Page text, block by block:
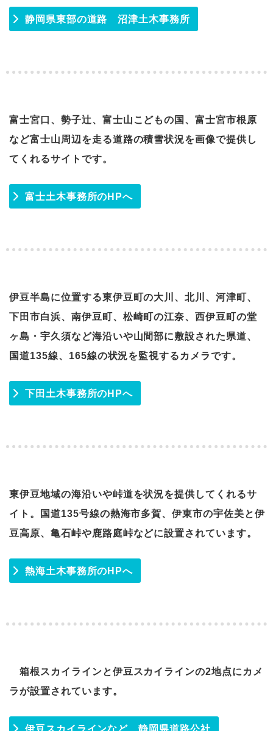
静岡県東部の道路 沼津土木事務所
富士宮口、勢子辻、富士山こどもの国、富士宮市根原
など富士山周辺を走る道路の積雪状況を画像で提供し
てくれるサイトです。
富士土木事務所のHPへ
伊豆半島に位置する東伊豆町の大川、北川、河津町、
下田市白浜、南伊豆町、松崎町の江奈、西伊豆町の堂
ヶ島・宇久須など海沿いや山間部に敷設された県道、
国道135線、165線の状況を監視するカメラです。
下田土木事務所のHPへ
東伊豆地域の海沿いや峠道を状況を提供してくれるサ
イト。国道135号線の熱海市多賀、伊東市の宇佐美と伊
豆高原、亀石峠や鹿路庭峠などに設置されています。
熱海土木事務所のHPへ
箱根スカイラインと伊豆スカイラインの2地点にカメ
ラが設置されています。
伊豆スカイラインなど 静岡県道路公社